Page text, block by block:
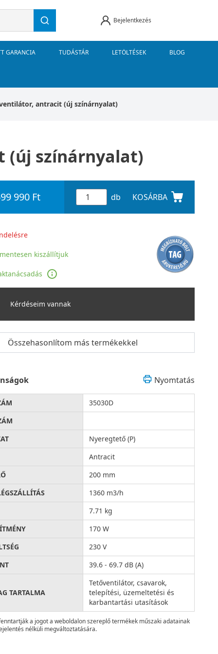
Bejelentkezés
GARANCIA TUDÁSTÁR LETÖLTÉSEK BLOG
antracit (új színárnyalat)
(új színárnyalat)
990 Ft db KOSÁRBA
kiszállítjuk
Kérdéseim vannak
Összehasonlítom más termékekkel
Nyomtatás
35030D
Nyeregtető (P)
Antracit
200 mm
1360 m3/h
7.71 kg
170 W
230 V
39.6 - 69.7 dB (A)
TARTALMA
Tetőventilátor, csavarok,
telepítési, üzemeltetési és
karbantartási utasítások
a jogot a weboldalon szereplő termékek műszaki adatainak
nélküli megváltoztatására.